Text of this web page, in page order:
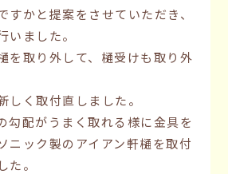
すかと提案をさせていただき、
いました。
を取り外して、樋受けも取り外
しく取付直しました。
勾配がうまく取れる様に金具を
ニック製のアイアン軒樋を取付
た。